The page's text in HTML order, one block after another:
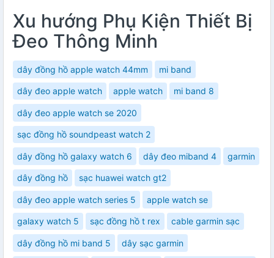
Xu hướng Phụ Kiện Thiết Bị
Đeo Thông Minh
dây đồng hồ apple watch 44mm mi band
dây đeo apple watch apple watch mi band 8
dây đeo apple watch se 2020
sạc đồng hồ soundpeast watch 2
dây đồng hồ galaxy watch 6 dây đeo miband 4 garmin
dây đồng hồ sạc huawei watch gt2
dây đeo apple watch series 5 apple watch se
galaxy watch 5 sạc đồng hồ t rex cable garmin sạc
dây đồng hồ mi band 5 dây sạc garmin